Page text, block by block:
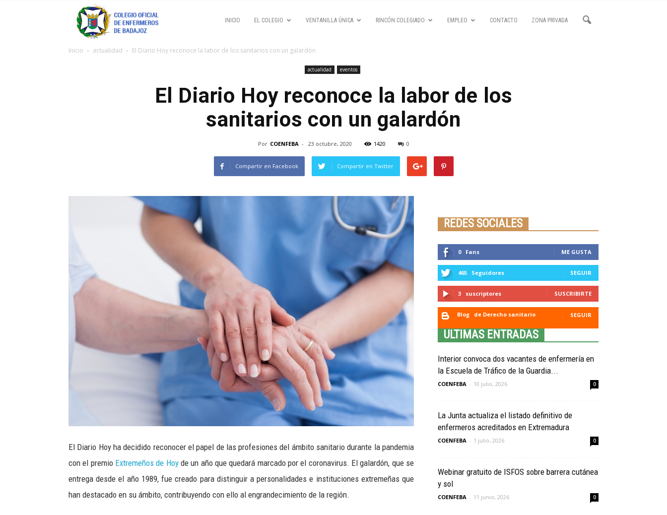
INICIO EL COLEGIO VENTANILLA ÚNICA RINCÓN COLEGIADO EMPLEO CONTACTO ZONA PRIVADA
Inicio actualidad El Diario Hoy reconoce la labor de los sanitarios con un galardón
actualidad eventos
El Diario Hoy reconoce la labor de los
sanitarios con un galardón
Por COENFEBA - 23 octubre, 2020 1420 0
Compartir en Facebook Compartir en Twitter
El Diario Hoy ha decidido reconocer el papel de las profesiones del ámbito sanitario durante la pandemia
con el premio Extremeños de Hoyde un año que quedará marcado por el coronavirus. El galardón, que se
entrega desde el año 1989, fue creado para distinguir a personalidades e instituciones extremeñas que
han destacado en su ámbito, contribuyendo con ello al engrandecimiento de la región.
REDES SOCIALES
0 Fans ME GUSTA
465 Seguidores SEGUIR
3 suscriptores SUSCRIBIRTE
Blog de Derecho sanitario SEGUIR
ULTIMAS ENTRADAS
Interior convoca dos vacantes de enfermería en
la Escuela de Tráfico de la Guardia...
COENFEBA - 10 julio, 2026 0
La Junta actualiza el listado definitivo de
enfermeros acreditados en Extremadura
COENFEBA - 1 julio, 2026 0
Webinar gratuito de ISFOS sobre barrera cutánea
y sol
COENFEBA - 11 junio, 2026 0